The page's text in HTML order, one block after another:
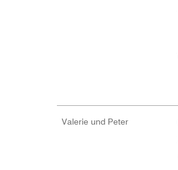
Valerie und Peter